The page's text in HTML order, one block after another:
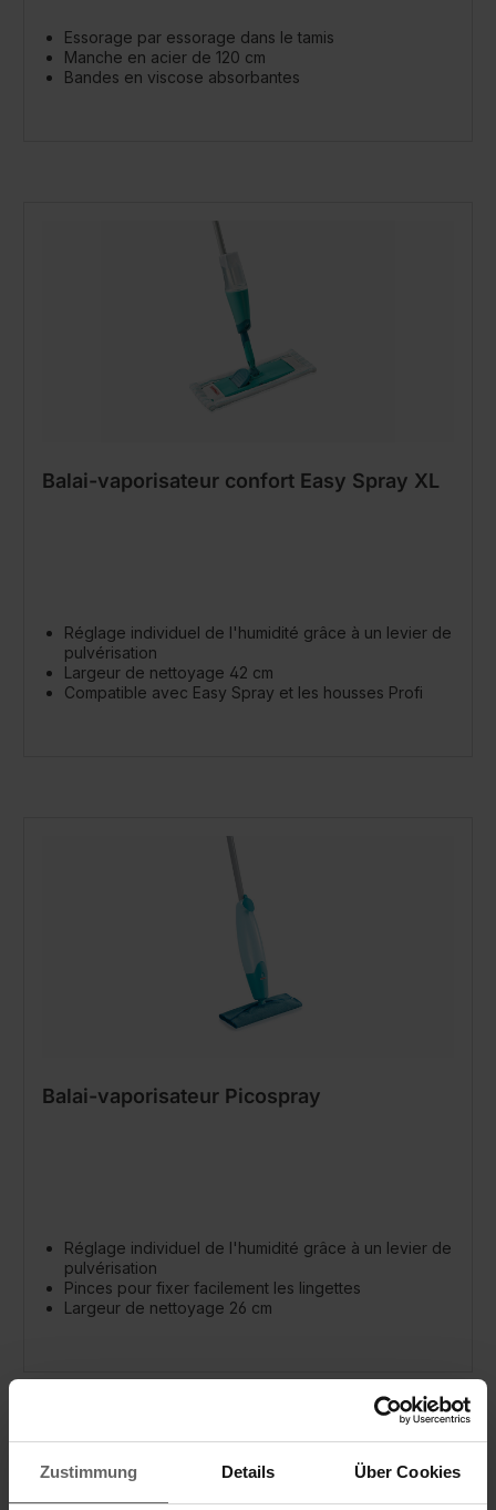
Zustimmung Details Über Cookies
Essorage par essorage dans le tamis
Manche en acier de 120 cm
Bandes en viscose absorbantes
Balai-vaporisateur confort Easy Spray XL
Réglage individuel de l'humidité grâce à un levier de
pulvérisation
Largeur de nettoyage 42 cm
Compatible avec Easy Spray et les housses Profi
Balai-vaporisateur Picospray
Réglage individuel de l'humidité grâce à un levier de
pulvérisation
Pinces pour fixer facilement les lingettes
Largeur de nettoyage 26 cm